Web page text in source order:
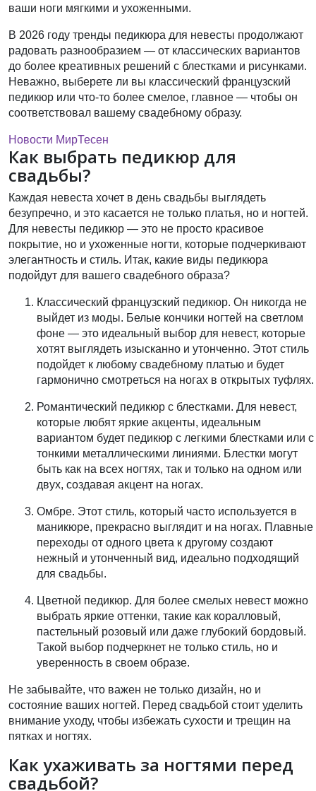
ваши ноги мягкими и ухоженными.
В 2026 году тренды педикюра для невесты продолжают
радовать разнообразием — от классических вариантов
до более креативных решений с блестками и рисунками.
Неважно, выберете ли вы классический французский
педикюр или что-то более смелое, главное — чтобы он
соответствовал вашему свадебному образу.
Новости МирТесен
Как выбрать педикюр для
свадьбы?
Каждая невеста хочет в день свадьбы выглядеть
безупречно, и это касается не только платья, но и ногтей.
Для невесты педикюр — это не просто красивое
покрытие, но и ухоженные ногти, которые подчеркивают
элегантность и стиль. Итак, какие виды педикюра
подойдут для вашего свадебного образа?
Классический французский педикюр. Он никогда не
выйдет из моды. Белые кончики ногтей на светлом
фоне — это идеальный выбор для невест, которые
хотят выглядеть изысканно и утонченно. Этот стиль
подойдет к любому свадебному платью и будет
гармонично смотреться на ногах в открытых туфлях.
Романтический педикюр с блестками. Для невест,
которые любят яркие акценты, идеальным
вариантом будет педикюр с легкими блестками или с
тонкими металлическими линиями. Блестки могут
быть как на всех ногтях, так и только на одном или
двух, создавая акцент на ногах.
Омбре. Этот стиль, который часто используется в
маникюре, прекрасно выглядит и на ногах. Плавные
переходы от одного цвета к другому создают
нежный и утонченный вид, идеально подходящий
для свадьбы.
Цветной педикюр. Для более смелых невест можно
выбрать яркие оттенки, такие как коралловый,
пастельный розовый или даже глубокий бордовый.
Такой выбор подчеркнет не только стиль, но и
уверенность в своем образе.
Не забывайте, что важен не только дизайн, но и
состояние ваших ногтей. Перед свадьбой стоит уделить
внимание уходу, чтобы избежать сухости и трещин на
пятках и ногтях.
Как ухаживать за ногтями перед
свадьбой?